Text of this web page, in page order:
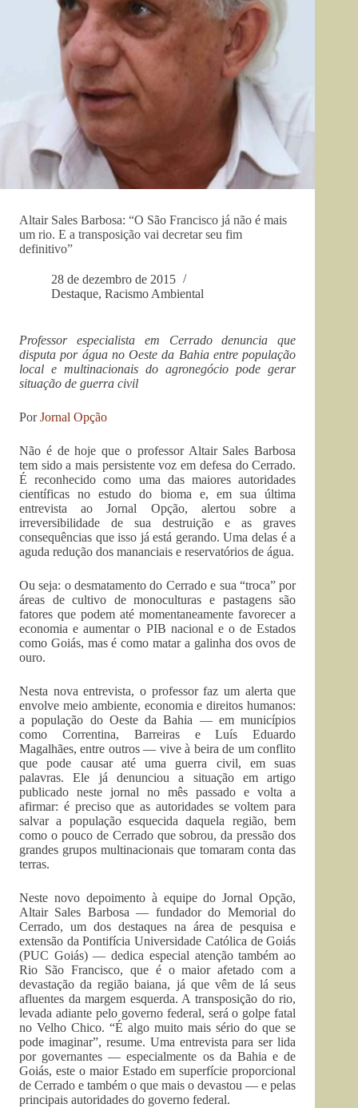
Altair Sales Barbosa: “O São Francisco já não é mais
um rio. E a transposição vai decretar seu fim
definitivo”
28 de dezembro de 2015
Destaque, Racismo Ambiental
Professor especialista em Cerrado denuncia que
disputa por água no Oeste da Bahia entre população
local e multinacionais do agronegócio pode gerar
situação de guerra civil
PorJornal Opção
Não é de hoje que o professor Altair Sales Barbosa
tem sido a mais persistente voz em defesa do Cerrado.
É reconhecido como uma das maiores autoridades
científicas no estudo do bioma e, em sua última
entrevista ao Jornal Opção, alertou sobre a
irreversibilidade de sua destruição e as graves
consequências que isso já está gerando. Uma delas é a
aguda redução dos mananciais e reservatórios de água.
Ou seja: o desmatamento do Cerrado e sua “troca” por
áreas de cultivo de monoculturas e pastagens são
fatores que podem até momentaneamente favorecer a
economia e aumentar o PIB nacional e o de Estados
como Goiás, mas é como matar a galinha dos ovos de
ouro.
Nesta nova entrevista, o professor faz um alerta que
envolve meio ambiente, economia e direitos humanos:
a população do Oeste da Bahia — em municípios
como Correntina, Barreiras e Luís Eduardo
Magalhães, entre outros — vive à beira de um conflito
que pode causar até uma guerra civil, em suas
palavras. Ele já denunciou a situação em artigo
publicado neste jornal no mês passado e volta a
afirmar: é preciso que as autoridades se voltem para
salvar a população esquecida daquela região, bem
como o pouco de Cerrado que sobrou, da pressão dos
grandes grupos multinacionais que tomaram conta das
terras.
Neste novo depoimento à equipe do Jornal Opção,
Altair Sales Barbosa — fundador do Memorial do
Cerrado, um dos destaques na área de pesquisa e
extensão da Pontifícia Universidade Católica de Goiás
(PUC Goiás) — dedica especial atenção também ao
Rio São Francisco, que é o maior afetado com a
devastação da região baiana, já que vêm de lá seus
afluentes da margem esquerda. A transposição do rio,
levada adiante pelo governo federal, será o golpe fatal
no Velho Chico. “É algo muito mais sério do que se
pode imaginar”, resume. Uma entrevista para ser lida
por governantes — especialmente os da Bahia e de
Goiás, este o maior Esta­do em superfície proporcional
de Cerrado e também o que mais o devastou — e pelas
prin­ci­pais autoridades do governo federal.